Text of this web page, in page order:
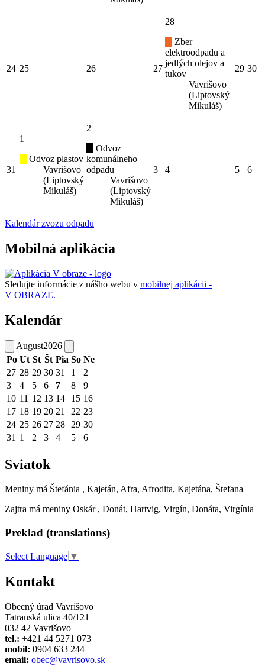
24 25 26 27
28
Zber
elektroodpadu a
jedlých olejov a
tukov
Vavrišovo
(Liptovský
Mikuláš)
29 30
31
1
Odvoz plastov
Vavrišovo
(Liptovský
Mikuláš)
2
Odvoz
komunálneho
odpadu
Vavrišovo
(Liptovský
Mikuláš)
3 4 5 6
Kalendár zvozu odpadu
Mobilná aplikácia
Sledujte informácie z nášho webu v mobilnej aplikácii -
V OBRAZE.
Kalendár
August2026
Po Ut St Št Pia So Ne
27 28 29 30 31 1
2
3
4 5 6 7 8
9
10 11 12 13 14 15 16
17 18 19 20 21 22 23
24 25 26 27 28 29 30
31 1 2 3 4 5 6
Sviatok
Meniny má Štefánia , Kajetán, Afra, Afrodita, Kajetána, Štefana
Zajtra má meniny Oskár , Donát, Hartvig, Virgín, Donáta, Virgínia
Preklad (translations)
Select Language ▼
Kontakt
Obecný úrad Vavrišovo
Tatranská ulica 40/121
032 42 Vavrišovo
tel.: +421 44 5271 073
mobil: 0904 633 244
email: obec@vavrisovo.sk